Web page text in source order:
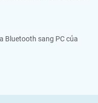
Bluetooth sang PC của